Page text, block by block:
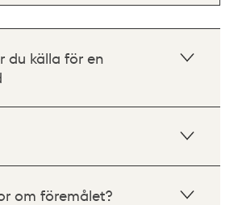
du källa för en
om föremålet?